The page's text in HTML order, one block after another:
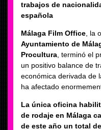
trabajos de
española
Málaga Film Office , la
Ayuntamiento de
Procultura , terminó el
un positivo balance de
económica derivada de
ha afectado
La única oficina
de rodaje en Málaga
de este año un total